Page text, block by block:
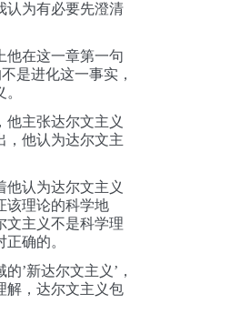
认为有必要先澄清
他在这一章第一句
是进化这一事实，
他主张达尔文主义
他认为达尔文主
他认为达尔文主义
该理论的科学地
文主义不是科学理
确的。
’新达尔文主义’，
， 达尔文主义包